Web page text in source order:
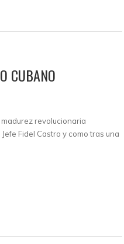
CUBANO
revolucionaria
Fidel Castro y como tras una